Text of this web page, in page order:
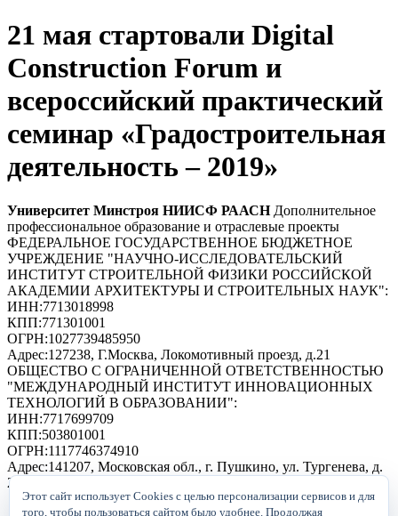
21 мая стартовали Digital
Construction Forum и
всероссийский практический
семинар «Градостроительная
деятельность – 2019»
Университет Минстроя НИИСФ РААСН Дополнительное
профессиональное образование и отраслевые проекты
ФЕДЕРАЛЬНОЕ ГОСУДАРСТВЕННОЕ БЮДЖЕТНОЕ
УЧРЕЖДЕНИЕ "НАУЧНО-ИССЛЕДОВАТЕЛЬСКИЙ
ИНСТИТУТ СТРОИТЕЛЬНОЙ ФИЗИКИ РОССИЙСКОЙ
АКАДЕМИИ АРХИТЕКТУРЫ И СТРОИТЕЛЬНЫХ НАУК":
ИНН:7713018998
КПП:771301001
ОГРН:1027739485950
Адрес:127238, Г.Москва, Локомотивный проезд, д.21
ОБЩЕСТВО С ОГРАНИЧЕННОЙ ОТВЕТСТВЕННОСТЬЮ
"МЕЖДУНАРОДНЫЙ ИНСТИТУТ ИННОВАЦИОННЫХ
ТЕХНОЛОГИЙ В ОБРАЗОВАНИИ":
ИНН:7717699709
КПП:503801001
ОГРН:1117746374910
Адрес:141207, Московская обл., г. Пушкино, ул. Тургенева, д.
24 кв. 190
Пользовательское соглашение и политика
Этот сайт использует Cookies с целью персонализации сервисов и для
того, чтобы пользоваться сайтом было удобнее. Продолжая